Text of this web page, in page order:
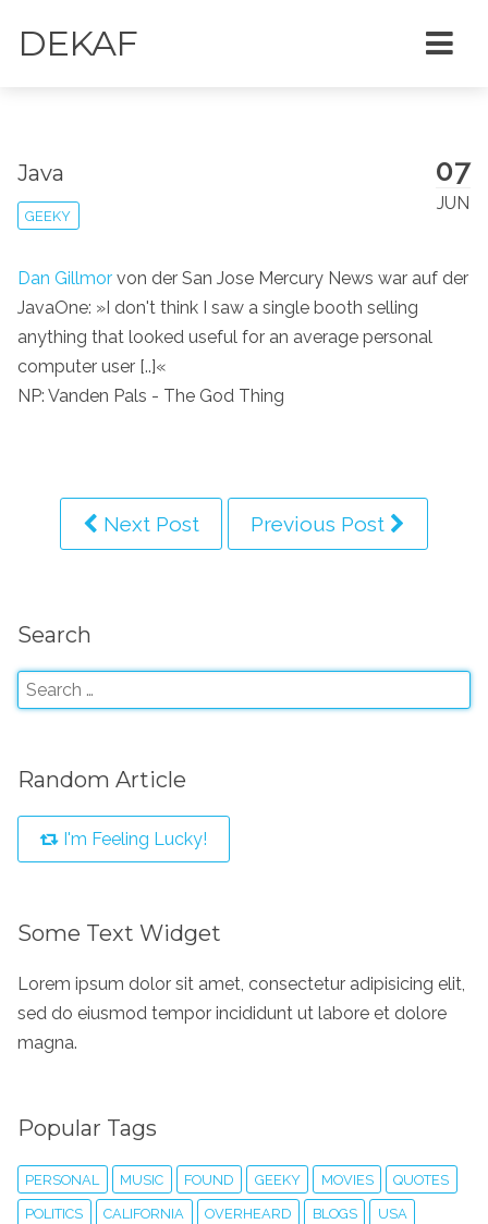
DEKAF
07
JUN
Java
GEEKY
Dan Gillmor von der San Jose Mercury News war auf der
JavaOne: »I don't think I saw a single booth selling
anything that looked useful for an average personal
computer user [..]«
NP: Vanden Pals - The God Thing
Next Post Previous Post
Search
Random Article
I'm Feeling Lucky!
Some Text Widget
Lorem ipsum dolor sit amet, consectetur adipisicing elit,
sed do eiusmod tempor incididunt ut labore et dolore
magna.
Popular Tags
PERSONAL MUSIC FOUND GEEKY MOVIES QUOTES
POLITICS CALIFORNIA OVERHEARD BLOGS USA